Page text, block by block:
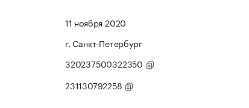
11 ноября 2020
г. Санкт-Петербург
320237500322350
231130792258